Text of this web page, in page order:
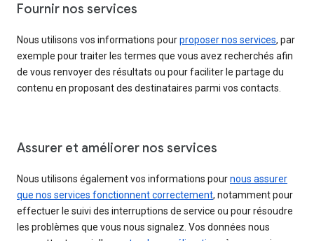
Fournir nos services
Nous utilisons vos informations pourproposer nos services, par
exemple pour traiter les termes que vous avez recherchés afin
de vous renvoyer des résultats ou pour faciliter le partage du
contenu en proposant des destinataires parmi vos contacts.
Assurer et améliorer nos services
Nous utilisons également vos informations pournous assurer
que nos services fonctionnent correctement, notamment pour
effectuer le suivi des interruptions de service ou pour résoudre
les problèmes que vous nous signalez. Vos données nous